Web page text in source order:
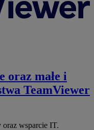
oraz małe i
TeamViewer
oraz wsparcie IT.